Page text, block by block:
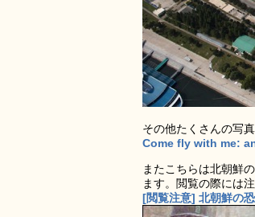
その他たくさんの写
Come fly with me:
またこちらは北朝鮮
ます。閲覧の際には
[閲覧注意] 北朝鮮の